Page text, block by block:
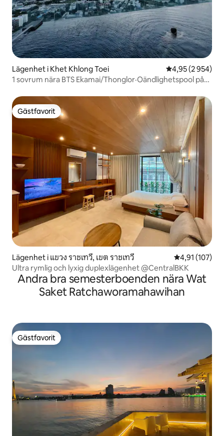
Lägenhet i Khet Khlong Toei 4,95 av 5 i
4,95 (2 954)
1 sovrum nära BTS Ekamai/Thonglor·Oändlighetspool på
Gästfavorit
Gästfavorit
Lägenhet i แขวง ราชเทวี, เขต ราชเทวี 4,91 av 5 i
4,91 (107)
Ultra rymlig och lyxig duplexlägenhet @CentralBKK
Andra bra semesterboenden nära Wat
Saket Ratchaworamahawihan
Gästfavorit
Gästfavorit